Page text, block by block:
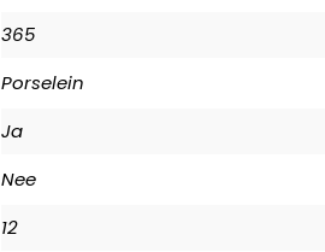
365
Porselein
Ja
Nee
12